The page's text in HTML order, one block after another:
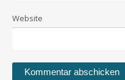
Website